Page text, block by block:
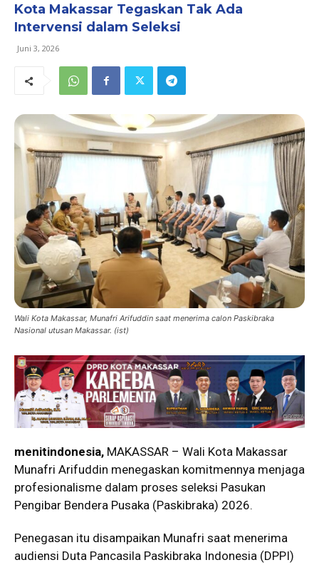
Kota Makassar Tegaskan Tak Ada
Intervensi dalam Seleksi
Juni 3, 2026
Wali Kota Makassar, Munafri Arifuddin saat menerima calon Paskibraka
Nasional utusan Makassar. (ist)
menitindonesia, MAKASSAR – Wali Kota Makassar
Munafri Arifuddin menegaskan komitmennya menjaga
profesionalisme dalam proses seleksi Pasukan
Pengibar Bendera Pusaka (Paskibraka) 2026.
Penegasan itu disampaikan Munafri saat menerima
audiensi Duta Pancasila Paskibraka Indonesia (DPPI)